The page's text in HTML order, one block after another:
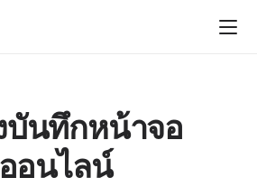
บันทึกหน้าจอ
ออนไลน์